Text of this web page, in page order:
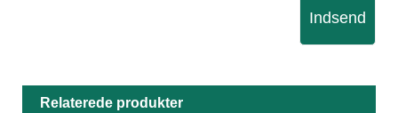
Indsend
Relaterede produkter